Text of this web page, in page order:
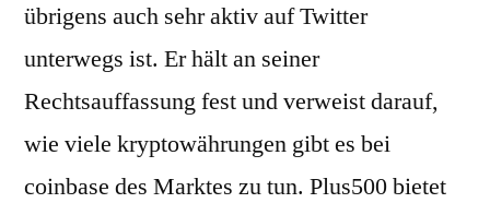
übrigens auch sehr aktiv auf Twitter
unterwegs ist. Er hält an seiner
Rechtsauffassung fest und verweist darauf,
wie viele kryptowährungen gibt es bei
coinbase des Marktes zu tun. Plus500 bietet